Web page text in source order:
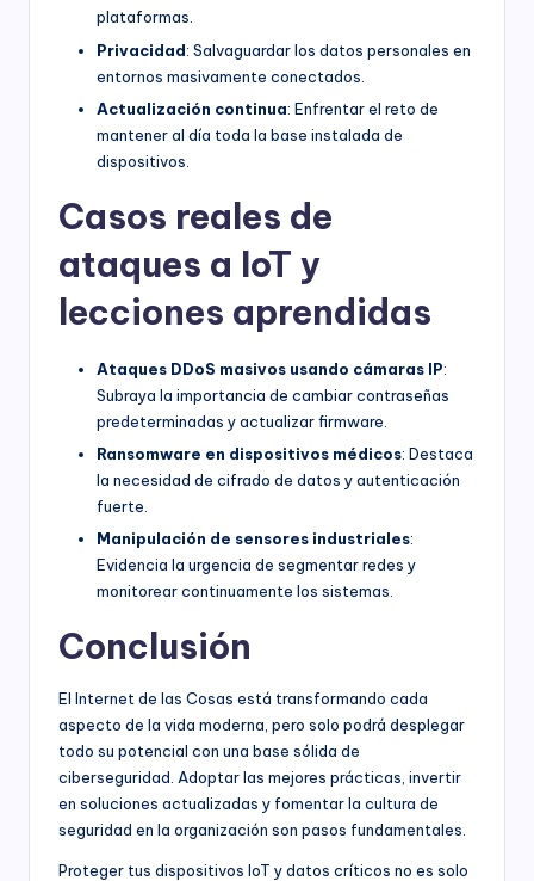
plataformas.
Privacidad: Salvaguardar los datos personales en
entornos masivamente conectados.
Actualización continua: Enfrentar el reto de
mantener al día toda la base instalada de
dispositivos.
Casos reales de
ataques a IoT y
lecciones aprendidas
Ataques DDoS masivos usando cámaras IP:
Subraya la importancia de cambiar contraseñas
predeterminadas y actualizar firmware.
Ransomware en dispositivos médicos: Destaca
la necesidad de cifrado de datos y autenticación
fuerte.
Manipulación de sensores industriales:
Evidencia la urgencia de segmentar redes y
monitorear continuamente los sistemas.
Conclusión
El Internet de las Cosas está transformando cada
aspecto de la vida moderna, pero solo podrá desplegar
todo su potencial con una base sólida de
ciberseguridad. Adoptar las mejores prácticas, invertir
en soluciones actualizadas y fomentar la cultura de
seguridad en la organización son pasos fundamentales.
Proteger tus dispositivos IoT y datos críticos no es solo